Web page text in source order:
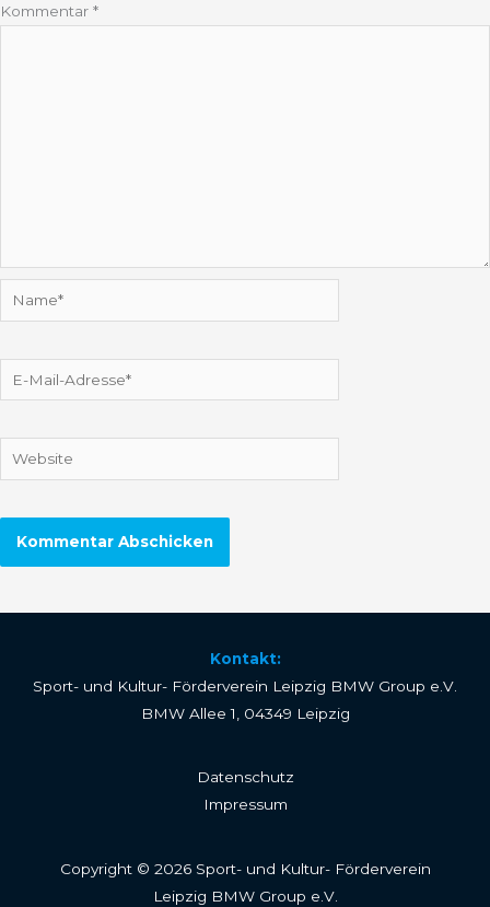
Kommentar *
Name*
Mail-
Website
Kontakt:
Sport- und Kultur- Förderverein Leipzig BMW Group e.V.
BMW Allee 1, 04349 Leipzig
Datenschutz
Impressum
Copyright © 2026 Sport- und Kultur- Förderverein
Leipzig BMW Group e.V.